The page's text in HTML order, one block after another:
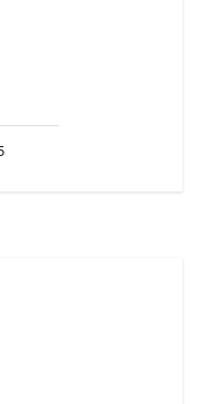
enduction plus épaisse.